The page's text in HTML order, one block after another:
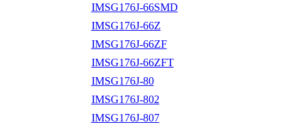
IMSG176J-66SMD
IMSG176J-66Z
IMSG176J-66ZF
IMSG176J-66ZFT
IMSG176J-80
IMSG176J-802
IMSG176J-807